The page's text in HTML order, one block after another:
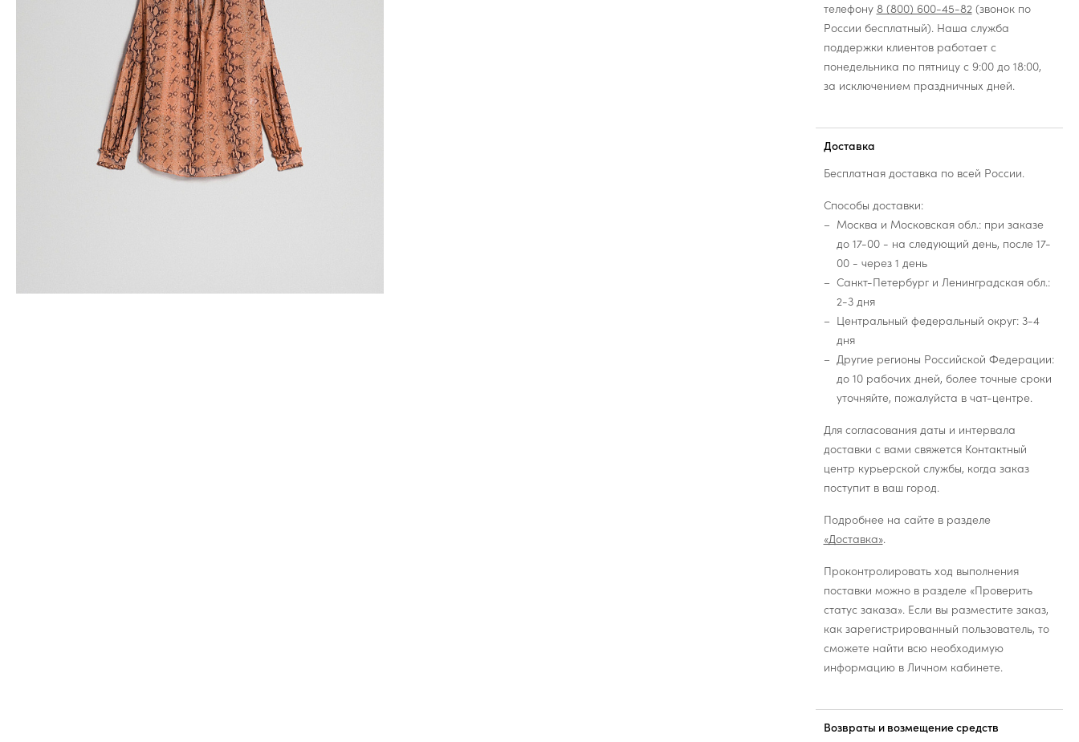
телефону 8 (800) 600-45-82(звонок по
России бесплатный). Наша служба
поддержки клиентов работает с
понедельника по пятницу с 9:00 до 18:00,
за исключением праздничных дней.
Доставка
Бесплатная доставка по всей России.
Способы доставки:
Москва и Московская обл.: при заказе
до 17-00 - на следующий день, после 17-
00 - через 1 день
Санкт-Петербург и Ленинградская обл.:
2-3 дня
Центральный федеральный округ: 3-4
дня
Другие регионы Российской Федерации:
до 10 рабочих дней, более точные сроки
уточняйте, пожалуйста в чат-центре.
Для согласования даты и интервала
доставки с вами свяжется Контактный
центр курьерской службы, когда заказ
поступит в ваш город.
Подробнее на сайте в разделе
«Доставка».
Проконтролировать ход выполнения
поставки можно в разделе «Проверить
статус заказа». Если вы разместите заказ,
как зарегистрированный пользователь, то
сможете найти всю необходимую
информацию в Личном кабинете.
Возвраты и возмещение средств